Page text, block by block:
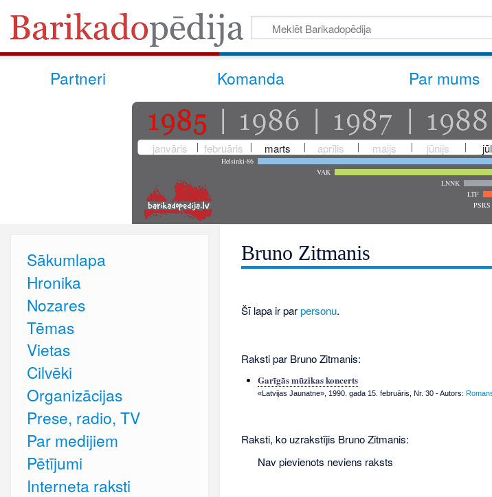
Partneri Komanda Par mums
janvāris februāris marts aprīlis maijs jūnijs
Helsinki-86
VAK
LNNK
LTF
PSRS
Bruno Zitmanis
Šī lapa ir parpersonu.
Raksti par Bruno Zitmanis:
Garīgās mūzikas koncerts
«Latvijas Jaunatne», 1990. gada 15. februāris, Nr. 30- Autors:
Raksti, ko uzrakstījis Bruno Zitmanis:
Nav pievienots neviens raksts
Sākumlapa
Hronika
Nozares
Tēmas
Vietas
Cilvēki
Organizācijas
Prese, radio, TV
Par medijiem
Pētījumi
Interneta raksti